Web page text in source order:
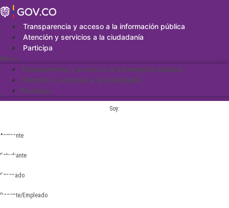
Saltar
al
contenidoTransparencia y acceso a la información pública
Atención y servicios a la ciudadanía
Participa
Menu
Transparencia y acceso a la información pública
Atención y servicios a la ciudadanía
Participa
Soy:
Aspirante
Estudiante
Egresado
Docente/Empleado